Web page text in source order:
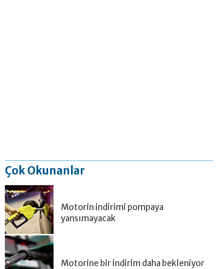
Çok Okunanlar
Motorin indirimi pompaya
yansımayacak
Motorine bir indirim daha bekleniyor